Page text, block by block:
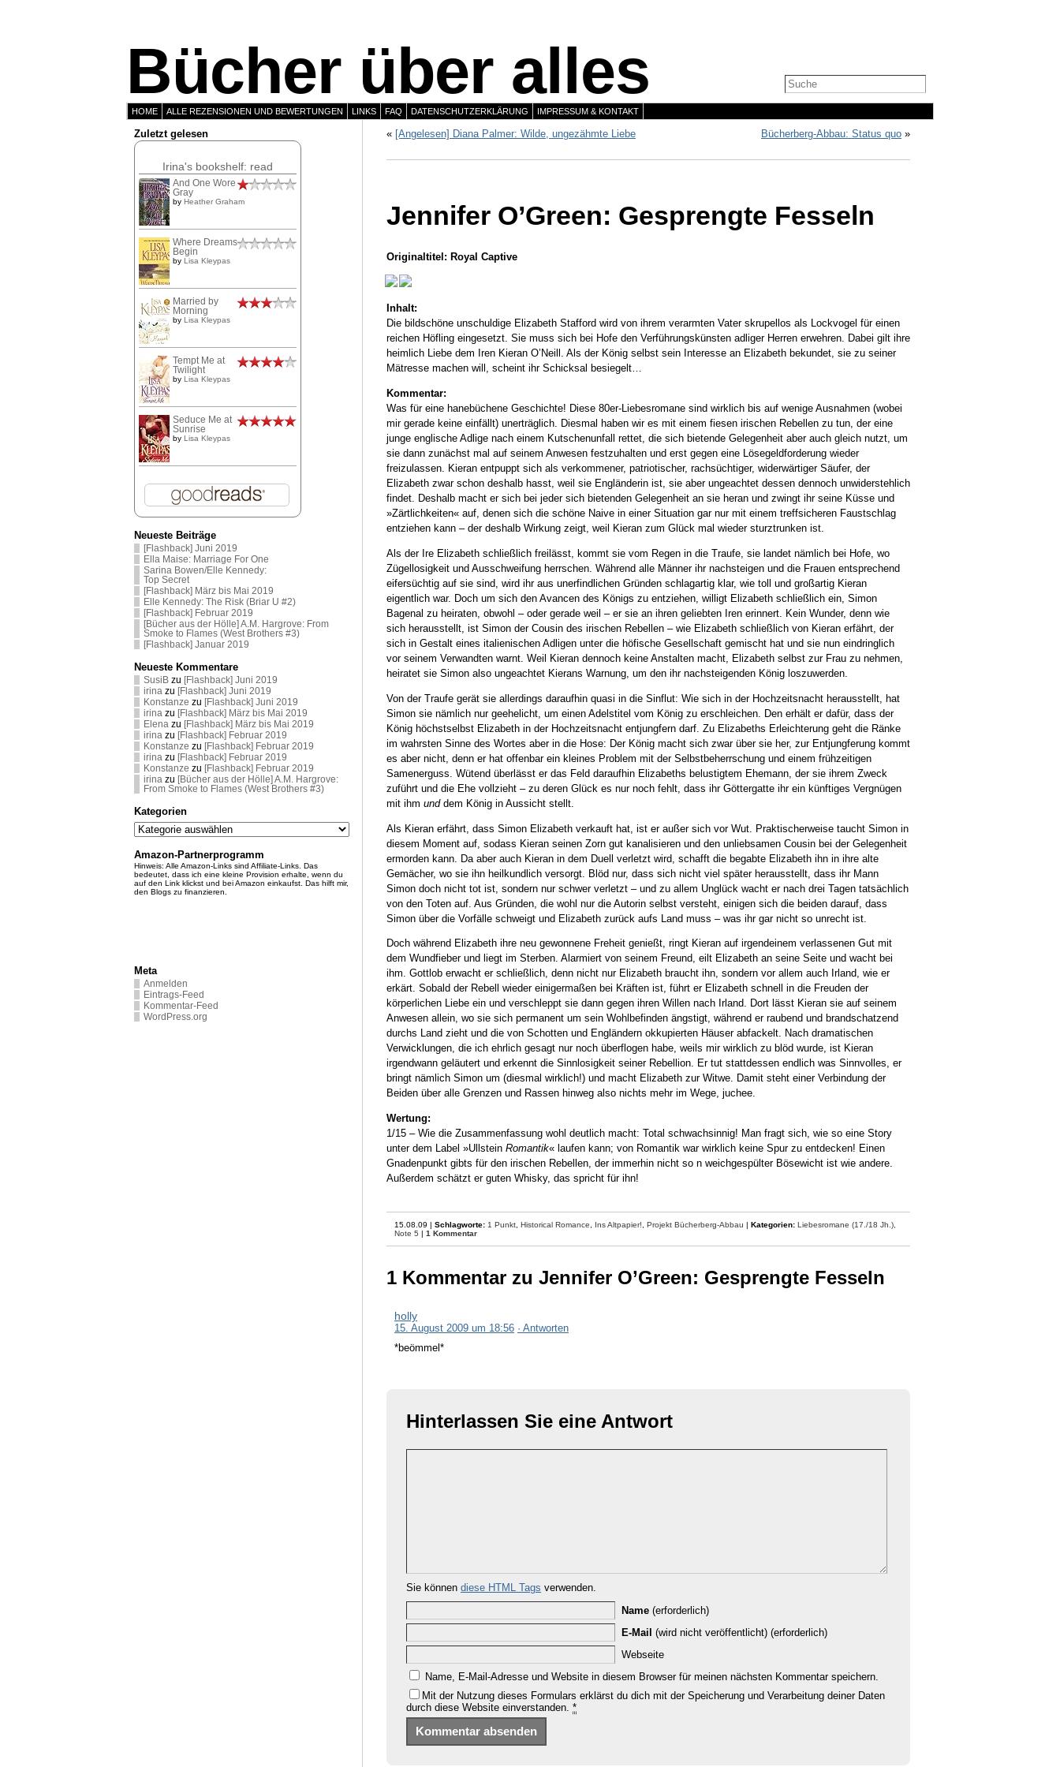
Bücher über alles
HOME ALLE REZENSIONEN UND BEWERTUNGEN LINKS FAQ DATENSCHUTZERKLÄRUNG IMPRESSUM & KONTAKT
Zuletzt gelesen
Irina's bookshelf: read
And One Wore
Gray
by Heather Graham
Where Dreams
Begin
by Lisa Kleypas
Married by
Morning
by Lisa Kleypas
Tempt Me at
Twilight
by Lisa Kleypas
Seduce Me at
Sunrise
by Lisa Kleypas
Neueste Beiträge
[Flashback] Juni 2019
Ella Maise: Marriage For One
Sarina Bowen/Elle Kennedy:
Top Secret
[Flashback] März bis Mai 2019
Elle Kennedy: The Risk (Briar U #2)
[Flashback] Februar 2019
[Bücher aus der Hölle] A.M. Hargrove: From
Smoke to Flames (West Brothers #3)
[Flashback] Januar 2019
Neueste Kommentare
SusiB zu [Flashback] Juni 2019
irina zu [Flashback] Juni 2019
Konstanze zu [Flashback] Juni 2019
irina zu [Flashback] März bis Mai 2019
Elena zu [Flashback] März bis Mai 2019
irina zu [Flashback] Februar 2019
Konstanze zu [Flashback] Februar 2019
irina zu [Flashback] Februar 2019
Konstanze zu [Flashback] Februar 2019
irina zu [Bücher aus der Hölle] A.M. Hargrove:
From Smoke to Flames (West Brothers #3)
Kategorien
Kategorien
Amazon-Partnerprogramm
Hinweis: Alle Amazon-Links sind Affiliate-Links. Das
bedeutet, dass ich eine kleine Provision erhalte, wenn du
auf den Link klickst und bei Amazon einkaufst. Das hilft mir,
den Blogs zu finanzieren.
Meta
Anmelden
Eintrags-Feed
Kommentar-Feed
WordPress.org
« [Angelesen] Diana Palmer: Wilde, ungezähmte Liebe Bücherberg-Abbau: Status quo »
Jennifer O’Green: Gesprengte Fesseln
Originaltitel: Royal Captive
Inhalt:
Die bildschöne unschuldige Elizabeth Stafford wird von ihrem verarmten Vater skrupellos als Lockvogel für einen
reichen Höfling eingesetzt. Sie muss sich bei Hofe den Verführungskünsten adliger Herren erwehren. Dabei gilt ihre
heimlich Liebe dem Iren Kieran O’Neill. Als der König selbst sein Interesse an Elizabeth bekundet, sie zu seiner
Mätresse machen will, scheint ihr Schicksal besiegelt…
Kommentar:
Was für eine hanebüchene Geschichte! Diese 80er-Liebesromane sind wirklich bis auf wenige Ausnahmen (wobei
mir gerade keine einfällt) unerträglich. Diesmal haben wir es mit einem fiesen irischen Rebellen zu tun, der eine
junge englische Adlige nach einem Kutschenunfall rettet, die sich bietende Gelegenheit aber auch gleich nutzt, um
sie dann zunächst mal auf seinem Anwesen festzuhalten und erst gegen eine Lösegeldforderung wieder
freizulassen. Kieran entpuppt sich als verkommener, patriotischer, rachsüchtiger, widerwärtiger Säufer, der
Elizabeth zwar schon deshalb hasst, weil sie Engländerin ist, sie aber ungeachtet dessen dennoch unwiderstehlich
findet. Deshalb macht er sich bei jeder sich bietenden Gelegenheit an sie heran und zwingt ihr seine Küsse und
»Zärtlichkeiten« auf, denen sich die schöne Naive in einer Situation gar nur mit einem treffsicheren Faustschlag
entziehen kann – der deshalb Wirkung zeigt, weil Kieran zum Glück mal wieder sturztrunken ist.
Als der Ire Elizabeth schließlich freilässt, kommt sie vom Regen in die Traufe, sie landet nämlich bei Hofe, wo
Zügellosigkeit und Ausschweifung herrschen. Während alle Männer ihr nachsteigen und die Frauen entsprechend
eifersüchtig auf sie sind, wird ihr aus unerfindlichen Gründen schlagartig klar, wie toll und großartig Kieran
eigentlich war. Doch um sich den Avancen des Königs zu entziehen, willigt Elizabeth schließlich ein, Simon
Bagenal zu heiraten, obwohl – oder gerade weil – er sie an ihren geliebten Iren erinnert. Kein Wunder, denn wie
sich herausstellt, ist Simon der Cousin des irischen Rebellen – wie Elizabeth schließlich von Kieran erfährt, der
sich in Gestalt eines italienischen Adligen unter die höfische Gesellschaft gemischt hat und sie nun eindringlich
vor seinem Verwandten warnt. Weil Kieran dennoch keine Anstalten macht, Elizabeth selbst zur Frau zu nehmen,
heiratet sie Simon also ungeachtet Kierans Warnung, um den ihr nachsteigenden König loszuwerden.
Von der Traufe gerät sie allerdings daraufhin quasi in die Sinflut: Wie sich in der Hochzeitsnacht herausstellt, hat
Simon sie nämlich nur geehelicht, um einen Adelstitel vom König zu erschleichen. Den erhält er dafür, dass der
König höchstselbst Elizabeth in der Hochzeitsnacht entjungfern darf. Zu Elizabeths Erleichterung geht die Ränke
im wahrsten Sinne des Wortes aber in die Hose: Der König macht sich zwar über sie her, zur Entjungferung kommt
es aber nicht, denn er hat offenbar ein kleines Problem mit der Selbstbeherrschung und einem frühzeitigen
Samenerguss. Wütend überlässt er das Feld daraufhin Elizabeths belustigtem Ehemann, der sie ihrem Zweck
zuführt und die Ehe vollzieht – zu deren Glück es nur noch fehlt, dass ihr Göttergatte ihr ein künftiges Vergnügen
mit ihm unddem König in Aussicht stellt.
Als Kieran erfährt, dass Simon Elizabeth verkauft hat, ist er außer sich vor Wut. Praktischerweise taucht Simon in
diesem Moment auf, sodass Kieran seinen Zorn gut kanalisieren und den unliebsamen Cousin bei der Gelegenheit
ermorden kann. Da aber auch Kieran in dem Duell verletzt wird, schafft die begabte Elizabeth ihn in ihre alte
Gemächer, wo sie ihn heilkundlich versorgt. Blöd nur, dass sich nicht viel später herausstellt, dass ihr Mann
Simon doch nicht tot ist, sondern nur schwer verletzt – und zu allem Unglück wacht er nach drei Tagen tatsächlich
von den Toten auf. Aus Gründen, die wohl nur die Autorin selbst versteht, einigen sich die beiden darauf, dass
Simon über die Vorfälle schweigt und Elizabeth zurück aufs Land muss – was ihr gar nicht so unrecht ist.
Doch während Elizabeth ihre neu gewonnene Freheit genießt, ringt Kieran auf irgendeinem verlassenen Gut mit
dem Wundfieber und liegt im Sterben. Alarmiert von seinem Freund, eilt Elizabeth an seine Seite und wacht bei
ihm. Gottlob erwacht er schließlich, denn nicht nur Elizabeth braucht ihn, sondern vor allem auch Irland, wie er
erkärt. Sobald der Rebell wieder einigermaßen bei Kräften ist, führt er Elizabeth schnell in die Freuden der
körperlichen Liebe ein und verschleppt sie dann gegen ihren Willen nach Irland. Dort lässt Kieran sie auf seinem
Anwesen allein, wo sie sich permanent um sein Wohlbefinden ängstigt, während er raubend und brandschatzend
durchs Land zieht und die von Schotten und Engländern okkupierten Häuser abfackelt. Nach dramatischen
Verwicklungen, die ich ehrlich gesagt nur noch überflogen habe, weils mir wirklich zu blöd wurde, ist Kieran
irgendwann geläutert und erkennt die Sinnlosigkeit seiner Rebellion. Er tut stattdessen endlich was Sinnvolles, er
bringt nämlich Simon um (diesmal wirklich!) und macht Elizabeth zur Witwe. Damit steht einer Verbindung der
Beiden über alle Grenzen und Rassen hinweg also nichts mehr im Wege, juchee.
Wertung:
1/15 – Wie die Zusammenfassung wohl deutlich macht: Total schwachsinnig! Man fragt sich, wie so eine Story
unter dem Label »Ullstein Romantik« laufen kann; von Romantik war wirklich keine Spur zu entdecken! Einen
Gnadenpunkt gibts für den irischen Rebellen, der immerhin nicht so n weichgespülter Bösewicht ist wie andere.
Außerdem schätzt er guten Whisky, das spricht für ihn!
15.08.09 | Schlagworte: 1 Punkt Historical Romance Ins Altpapier! Projekt Bücherberg-Abbau | Kategorien: Liebesromane (17./18 Jh.),
Note 5 | 1 Kommentar
1 Kommentar zu Jennifer O’Green: Gesprengte Fesseln
holly
15. August 2009 um 18:56 · Antworten
*beömmel*
Hinterlassen Sie eine Antwort
Sie können diese HTML Tags verwenden.
Name (erforderlich)
E-Mail (wird nicht veröffentlicht) (erforderlich)
Webseite
Name, E-Mail-Adresse und Website in diesem Browser für meinen nächsten Kommentar speichern.
Mit der Nutzung dieses Formulars erklärst du dich mit der Speicherung und Verarbeitung deiner Daten
durch diese Website einverstanden. *